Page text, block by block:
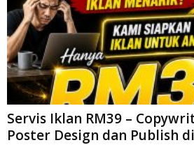
Servis Iklan RM39 –
Poster Design dan Publish